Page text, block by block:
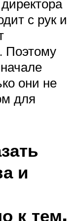
с рук и
Поэтому
они не
для
и
к тем,